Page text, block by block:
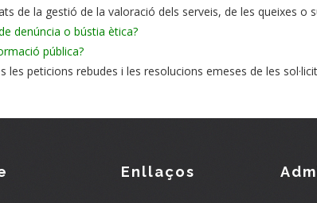
de la gestió de la valoració dels serveis, de les queixes o
denúncia o bústia ètica?
pública?
les peticions rebudes i les resolucions emeses de les
Enllaços